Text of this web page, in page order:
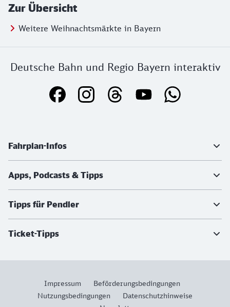
Zur Übersicht
Weitere Weihnachtsmärkte in Bayern
Deutsche Bahn und Regio Bayern interaktiv
Fahrplan-Infos
Apps, Podcasts & Tipps
Tipps für Pendler
Ticket-Tipps
Impressum
Beförderungsbedingungen
Nutzungsbedingungen
Datenschutzhinweise